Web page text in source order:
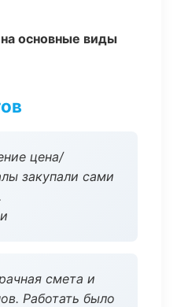
основные виды
цена/
закупали сами
смета и
Работать было